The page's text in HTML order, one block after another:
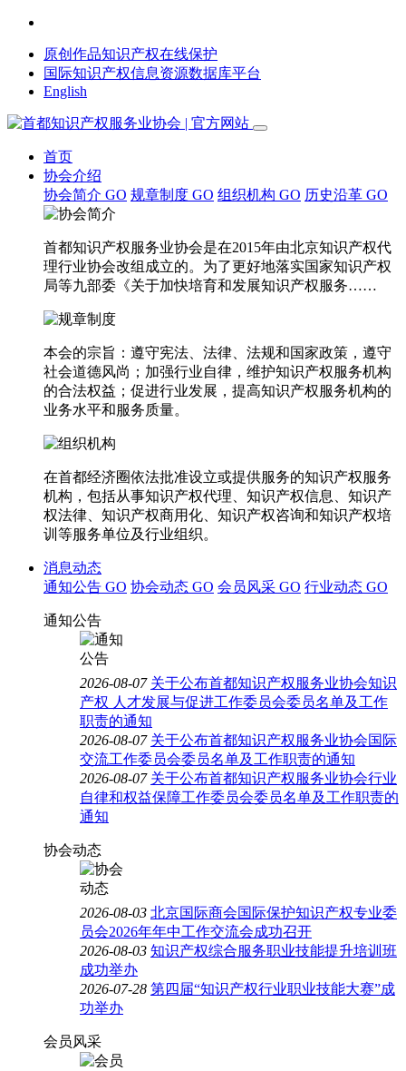
原创作品知识产权在线保护
国际知识产权信息资源数据库平台
English
首页
协会介绍
协会简介 GO 规章制度 GO 组织机构 GO 历史沿革 GO
首都知识产权服务业协会是在2015年由北京知识产权代
理行业协会改组成立的。为了更好地落实国家知识产权
局等九部委《关于加快培育和发展知识产权服务……
本会的宗旨：遵守宪法、法律、法规和国家政策，遵守
社会道德风尚；加强行业自律，维护知识产权服务机构
的合法权益；促进行业发展，提高知识产权服务机构的
业务水平和服务质量。
在首都经济圈依法批准设立或提供服务的知识产权服务
机构，包括从事知识产权代理、知识产权信息、知识产
权法律、知识产权商用化、知识产权咨询和知识产权培
训等服务单位及行业组织。
消息动态
通知公告 GO 协会动态 GO 会员风采 GO 行业动态 GO
通知公告
2026-08-07 关于公布首都知识产权服务业协会知识
产权 人才发展与促进工作委员会委员名单及工作
职责的通知
2026-08-07 关于公布首都知识产权服务业协会国际
交流工作委员会委员名单及工作职责的通知
2026-08-07 关于公布首都知识产权服务业协会行业
自律和权益保障工作委员会委员名单及工作职责的
通知
协会动态
2026-08-03 北京国际商会国际保护知识产权专业委
员会2026年年中工作交流会成功召开
2026-08-03 知识产权综合服务职业技能提升培训班
成功举办
2026-07-28 第四届“知识产权行业职业技能大赛”成
功举办
会员风采